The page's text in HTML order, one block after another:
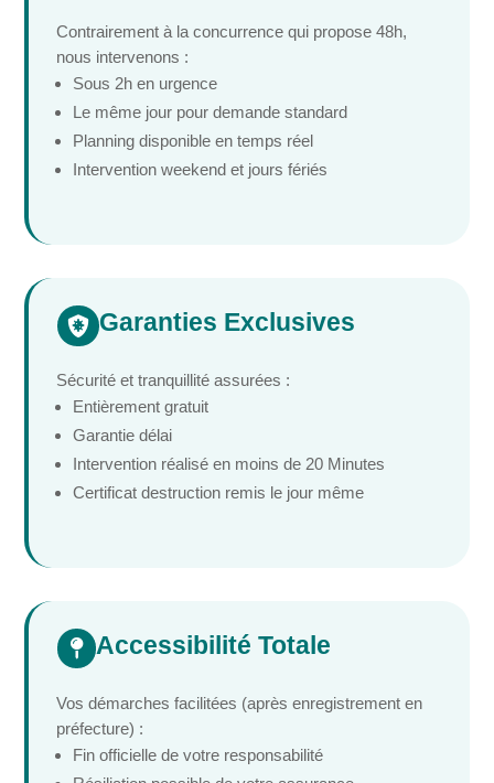
Contrairement à la concurrence qui propose 48h,
nous intervenons :
Sous 2h en urgence
Le même jour pour demande standard
Planning disponible en temps réel
Intervention weekend et jours fériés
 Garanties Exclusives
Sécurité et tranquillité assurées :
Entièrement gratuit
Garantie délai
Intervention réalisé en moins de 20 Minutes
Certificat destruction remis le jour même
 Accessibilité Totale
Vos démarches facilitées (après enregistrement en
préfecture) :
Fin officielle de votre responsabilité